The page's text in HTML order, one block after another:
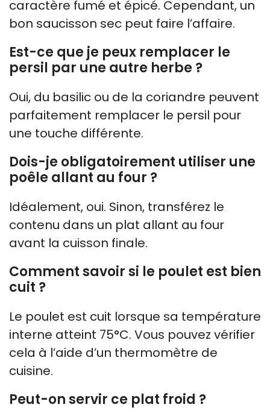
caractère fumé et épicé. Cependant, un
bon saucisson sec peut faire l’affaire.
Est-ce que je peux remplacer le
persil par une autre herbe ?
Oui, du basilic ou de la coriandre peuvent
parfaitement remplacer le persil pour
une touche différente.
Dois-je obligatoirement utiliser une
poêle allant au four ?
Idéalement, oui. Sinon, transférez le
contenu dans un plat allant au four
avant la cuisson finale.
Comment savoir si le poulet est bien
cuit ?
Le poulet est cuit lorsque sa température
interne atteint 75°C. Vous pouvez vérifier
cela à l’aide d’un thermomètre de
cuisine.
Peut-on servir ce plat froid ?